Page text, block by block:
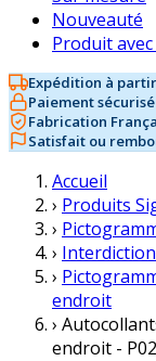
Nouveauté
Produit
Expédition à
Paiement sécurisé
Fabrication
Satisfait ou
Accueil
› Produits
›
› Interdiction
›
endroit
›
endroit -